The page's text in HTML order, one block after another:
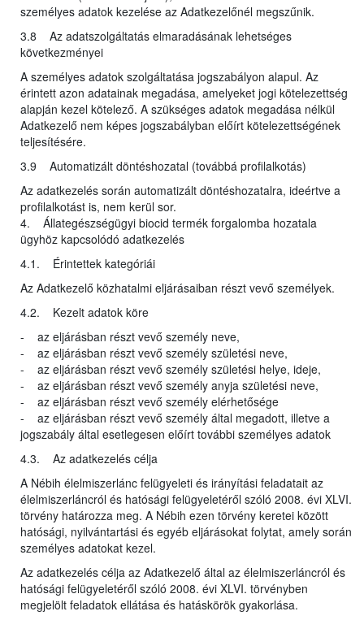
személyes adatok kezelése az Adatkezelőnél megszűnik.
3.8 Az adatszolgáltatás elmaradásának lehetséges
következményei
A személyes adatok szolgáltatása jogszabályon alapul. Az
érintett azon adatainak megadása, amelyeket jogi kötelezettség
alapján kezel kötelező. A szükséges adatok megadása nélkül
Adatkezelő nem képes jogszabályban előírt kötelezettségének
teljesítésére.
3.9 Automatizált döntéshozatal (továbbá profilalkotás)
Az adatkezelés során automatizált döntéshozatalra, ideértve a
profilalkotást is, nem kerül sor.
4. Állategészségügyi biocid termék forgalomba hozatala
ügyhöz kapcsolódó adatkezelés
4.1. Érintettek kategóriái
Az Adatkezelő közhatalmi eljárásaiban részt vevő személyek.
4.2. Kezelt adatok köre
- az eljárásban részt vevő személy neve,
- az eljárásban részt vevő személy születési neve,
- az eljárásban részt vevő személy születési helye, ideje,
- az eljárásban részt vevő személy anyja születési neve,
- az eljárásban részt vevő személy elérhetősége
- az eljárásban részt vevő személy által megadott, illetve a
jogszabály által esetlegesen előírt további személyes adatok
4.3. Az adatkezelés célja
A Nébih élelmiszerlánc felügyeleti és irányítási feladatait az
élelmiszerláncról és hatósági felügyeletéről szóló 2008. évi XLVI.
törvény határozza meg. A Nébih ezen törvény keretei között
hatósági, nyilvántartási és egyéb eljárásokat folytat, amely során
személyes adatokat kezel.
Az adatkezelés célja az Adatkezelő által az élelmiszerláncról és
hatósági felügyeletéről szóló 2008. évi XLVI. törvényben
megjelölt feladatok ellátása és hatáskörök gyakorlása.